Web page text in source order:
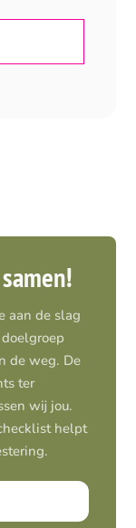
aan de slag
de weg. De
ter
wij jou.
helpt